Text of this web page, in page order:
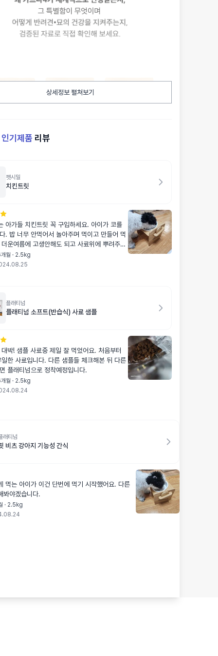
상세정보 펼쳐보기
인기제품 리뷰
펫시밀
치킨트릿
아가들 치킨트릿 꼭 구입하세요. 아이가 코를
. 밥 너무 안먹어서 놀아주며 먹이고 만들어 먹
운여름에 고생안해도 되고 사료위에 뿌려주면
합니다.
개월 · 2.5kg
플래티넘
플래티넘 소프트(반습식) 사료 샘플
박! 샘플 사료중 제일 잘 먹었어요. 처음부터
한 사료입니다. 다른 샘플들 체크해본 뒤 다른
변동이 없다면 플래티넘으로 정착예정입니다.
개월 · 2.5kg
래티넘
비츠 강아지 기능성 간식
먹는 아이가 이건 단번에 먹기 시작했어요. 다른
봐야겠습니다.
· 2.5kg